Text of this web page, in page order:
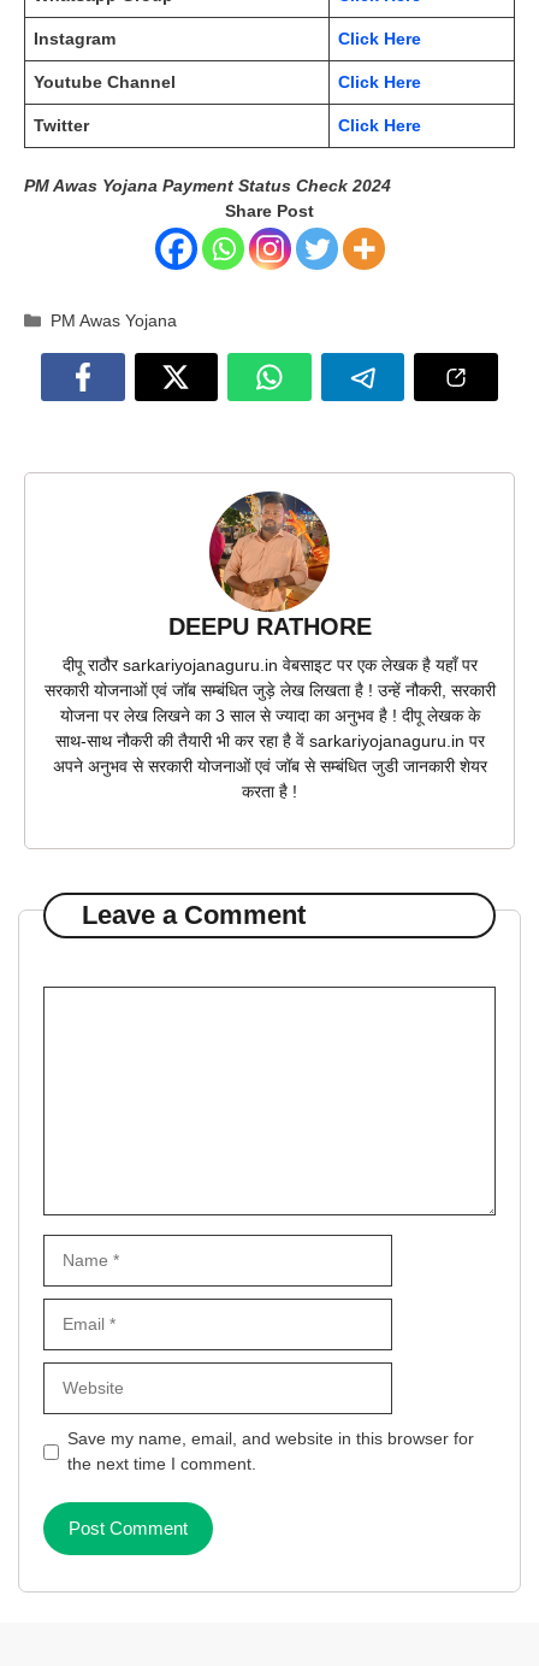
Instagram Click Here
Youtube Channel Click Here
Twitter Click Here
PM Awas Yojana Payment Status Check 2024
Share Post
Categories
PM Awas Yojana
DEEPU RATHORE
दीपू राठौर sarkariyojanaguru.in वेबसाइट पर एक लेखक है यहाँ पर
सरकारी योजनाओं एवं जॉब सम्बंधित जुड़े लेख लिखता है ! उन्हें नौकरी, सरकारी
योजना पर लेख लिखने का 3 साल से ज्यादा का अनुभव है ! दीपू लेखक के
साथ-साथ नौकरी की तैयारी भी कर रहा है वें sarkariyojanaguru.in पर
अपने अनुभव से सरकारी योजनाओं एवं जॉब से सम्बंधित जुडी जानकारी शेयर
करता है !
Leave a Comment
Save my name, email, and website in this browser for
the next time I comment.